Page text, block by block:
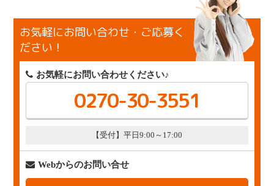
お気軽にお問い合わせ・ご応募く
ださい！
お気軽にお問い合わせください♪
0270-30-3551
【受付】平日9:00～17:00
Webからのお問い合せ